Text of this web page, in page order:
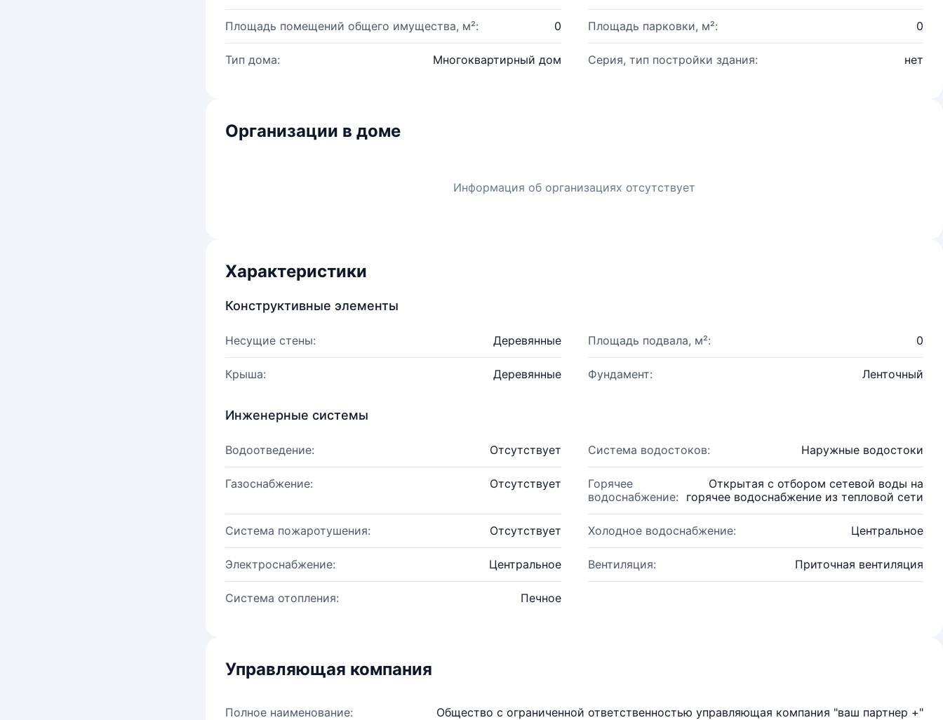
Площадь помещений общего имущества, м²: 0 Площадь парковки, м²: 0
Тип дома: Многоквартирный дом Серия, тип постройки здания: нет
Организации в доме
Информация об организациях отсутствует
Характеристики
Конструктивные элементы
Несущие стены: Деревянные Площадь подвала, м²: 0
Крыша: Деревянные Фундамент: Ленточный
Инженерные системы
Водоотведение: Отсутствует Система водостоков: Наружные водостоки
Газоснабжение: Отсутствует
Горячее
водоснабжение:
Открытая с отбором сетевой воды на
горячее водоснабжение из тепловой сети
Система пожаротушения: Отсутствует Холодное водоснабжение: Центральное
Электроснабжение: Центральное Вентиляция: Приточная вентиляция
Система отопления: Печное
Управляющая компания
Полное наименование: Общество с ограниченной ответственностью управляющая компания "ваш партнер +"